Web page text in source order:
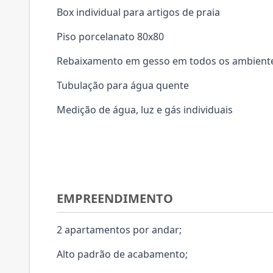
Box individual para artigos de praia
Piso porcelanato 80x80
Rebaixamento em gesso em todos os
Tubulação para água quente
Medição de água, luz e gás individuais
EMPREENDIMENTO
2 apartamentos por andar;
Alto padrão de acabamento;